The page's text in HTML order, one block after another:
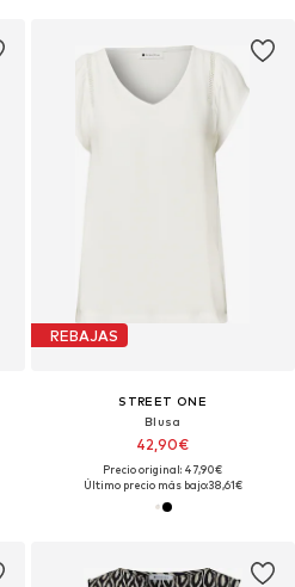
REBAJAS
STREET ONE
Blusa
42,90€
Precio original: 47,90€
Último precio más bajo:38,61€